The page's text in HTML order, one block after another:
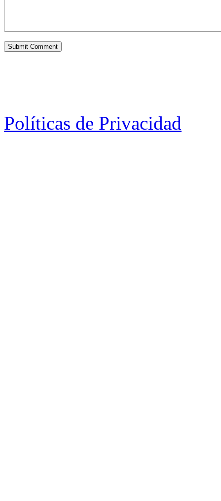
Políticas de Privacidad